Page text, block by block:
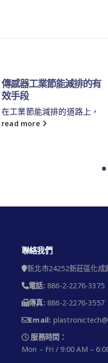
傳感器工業節能減排的有
效手段
在工業節能減排的道路上，
read more
聯絡我們
新北市24252新莊區化成
電話: 886-2-2276-3375
傳真: 886-2-2276-3557
Email:
服務時間：
Mon – Fri / 9:00 AM –